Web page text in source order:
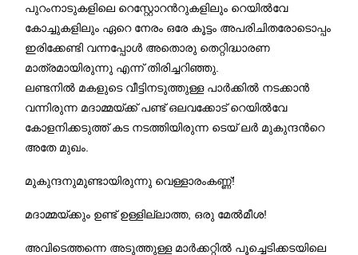
പുറംനാടുകളിലെ റെസ്റ്റോറന്‍റുകളിലും റെയില്‍വേ
കോച്ചുകളിലും ഏറെ നേരം ഒരേ കൂട്ടം അപരിചിതരോടൊപ്പം
ഇരിക്കേണ്ടി വന്നപ്പോള്‍ അതൊരു തെറ്റിദ്ധാരണ
മാത്രമായിരുന്നു എന്ന് തിരിച്ചറിഞ്ഞു.
ലണ്ടനിൽ മകളുടെ വീട്ടിനടുത്തുള്ള പാർക്കിൽ നടക്കാൻ
വന്നിരുന്ന മദാമ്മയ്ക്ക് പണ്ട് ഒലവക്കോട് റെയില്‍വേ
കോളനിക്കടുത്ത് കട നടത്തിയിരുന്ന ടെയ് ലര്‍ മുകുന്ദന്‍റെ
അതേ മുഖം.
മുകുന്ദനുമുണ്ടായിരുന്നു വെള്ളാരംകണ്ണ്!
മദാമ്മയ്ക്കും ഉണ്ട് ഉള്ളില്ലാത്ത, ഒരു മേല്‍മീശ!
അവിടെത്തന്നെ അടുത്തുള്ള മാർക്കറ്റിൽ പൂച്ചെടിക്കടയിലെ